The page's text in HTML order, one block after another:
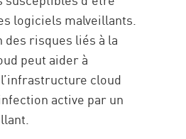
logiciels malveillants.
des risques liés à la
peut aider à
cloud
active par un